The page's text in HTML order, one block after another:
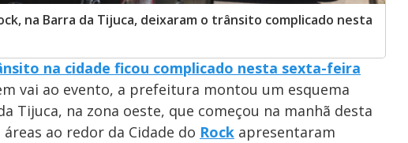
na Barra da Tijuca, deixaram o trânsito complicado nesta
na cidade ficou complicado nesta sexta-feira
vai ao evento, a prefeitura montou um esquema
Tijuca, na zona oeste, que começou na manhã desta
ao redor da Cidade do Rock apresentaram